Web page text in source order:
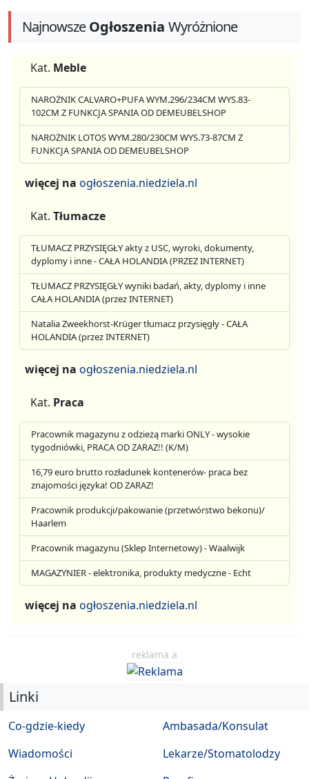
NajnowszeOgłoszenia Wyróżnione
Kat. Meble
NAROŻNIK CALVARO+PUFA WYM.296/234CM WYS.83-
102CM Z FUNKCJA SPANIA OD DEMEUBELSHOP
NAROŻNIK LOTOS WYM.280/230CM WYS.73-87CM Z
FUNKCJA SPANIA OD DEMEUBELSHOP
więcej na ogłoszenia.niedziela.nl
Kat. Tłumacze
TŁUMACZ PRZYSIĘGŁY akty z USC, wyroki, dokumenty,
dyplomy i inne - CAŁA HOLANDIA (PRZEZ INTERNET)
TŁUMACZ PRZYSIĘGŁY wyniki badań, akty, dyplomy i inne
CAŁA HOLANDIA (przez INTERNET)
Natalia Zweekhorst-Krüger tłumacz przysięgły - CAŁA
HOLANDIA (przez INTERNET)
więcej na ogłoszenia.niedziela.nl
Kat. Praca
Pracownik magazynu z odzieżą marki ONLY - wysokie
tygodniówki, PRACA OD ZARAZ!! (K/M)
16,79 euro brutto rozładunek kontenerów- praca bez
znajomości języka! OD ZARAZ!
Pracownik produkcji/pakowanie (przetwórstwo bekonu)/
Haarlem
Pracownik magazynu (Sklep Internetowy) - Waalwijk
MAGAZYNIER - elektronika, produkty medyczne - Echt
więcej na ogłoszenia.niedziela.nl
reklama a
Linki
Co-gdzie-kiedy
Wiadomości
Ambasada/Konsulat
Lekarze/Stomatolodzy